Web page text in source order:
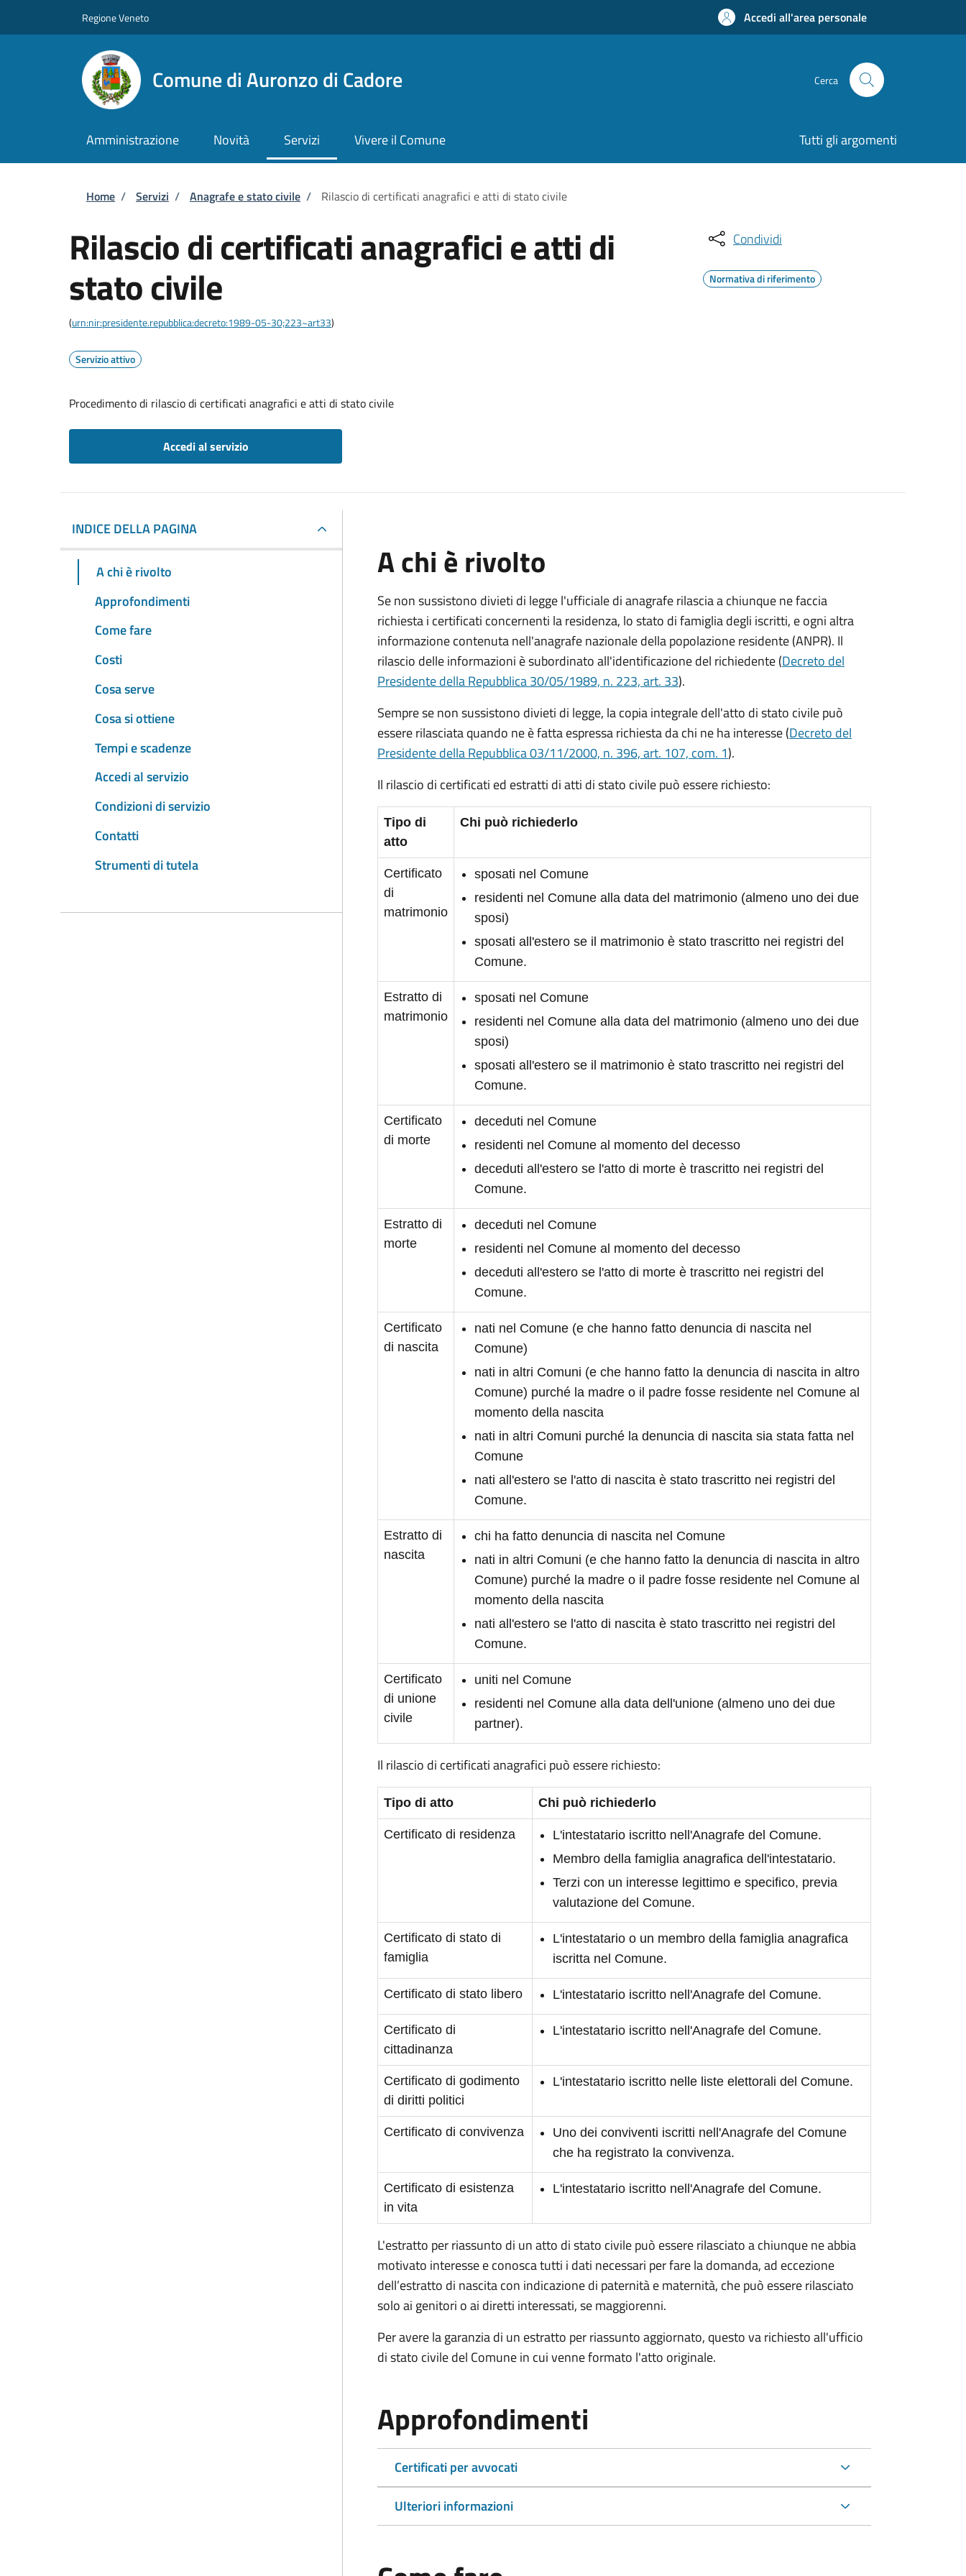
Regione Veneto Accedi all'area personale
Comune di Auronzo di Cadore Cerca
Amministrazione Novità Servizi Vivere il Comune Tutti gli argomenti
Briciole di pane
Home / Servizi / Anagrafe e stato civile / Rilascio di certificati anagrafici e atti di stato civile
Rilascio di certificati anagrafici e atti di
stato civile
(urn:nir:presidente.repubblica:decreto:1989-05-30;223~art33)
Servizio attivo
Procedimento di rilascio di certificati anagrafici e atti di stato civile
Accedi al servizio
Condividi
Normativa di riferimento
INDICE DELLA PAGINA
A chi è rivolto
Approfondimenti
Come fare
Costi
Cosa serve
Cosa si ottiene
Tempi e scadenze
Accedi al servizio
Condizioni di servizio
Contatti
Strumenti di tutela
A chi è rivolto
Se non sussistono divieti di legge l'ufficiale di anagrafe rilascia a chiunque ne faccia
richiesta i certificati concernenti la residenza, lo stato di famiglia degli iscritti, e ogni altra
informazione contenuta nell'anagrafe nazionale della popolazione residente (ANPR). Il
rilascio delle informazioni è subordinato all'identificazione del richiedente (Decreto del
Presidente della Repubblica 30/05/1989, n. 223, art. 33).
Sempre se non sussistono divieti di legge, la copia integrale dell'atto di stato civile può
essere rilasciata quando ne è fatta espressa richiesta da chi ne ha interesse (Decreto del
Presidente della Repubblica 03/11/2000, n. 396, art. 107, com. 1).
Il rilascio di certificati ed estratti di atti di stato civile può essere richiesto:
Tipo di
atto
Chi può richiederlo
Certificato
di
matrimonio
sposati nel Comune
residenti nel Comune alla data del matrimonio (almeno uno dei due
sposi)
sposati all'estero se il matrimonio è stato trascritto nei registri del
Comune.
Estratto di
matrimonio
sposati nel Comune
residenti nel Comune alla data del matrimonio (almeno uno dei due
sposi)
sposati all'estero se il matrimonio è stato trascritto nei registri del
Comune.
Certificato
di morte
deceduti nel Comune
residenti nel Comune al momento del decesso
deceduti all'estero se l'atto di morte è trascritto nei registri del
Comune.
Estratto di
morte
deceduti nel Comune
residenti nel Comune al momento del decesso
deceduti all'estero se l'atto di morte è trascritto nei registri del
Comune.
Certificato
di nascita
nati nel Comune (e che hanno fatto denuncia di nascita nel
Comune)
nati in altri Comuni (e che hanno fatto la denuncia di nascita in altro
Comune) purché la madre o il padre fosse residente nel Comune al
momento della nascita
nati in altri Comuni purché la denuncia di nascita sia stata fatta nel
Comune
nati all'estero se l'atto di nascita è stato trascritto nei registri del
Comune.
Estratto di
nascita
chi ha fatto denuncia di nascita nel Comune
nati in altri Comuni (e che hanno fatto la denuncia di nascita in altro
Comune) purché la madre o il padre fosse residente nel Comune al
momento della nascita
nati all'estero se l'atto di nascita è stato trascritto nei registri del
Comune.
Certificato
di unione
civile
uniti nel Comune
residenti nel Comune alla data dell'unione (almeno uno dei due
partner).
Il rilascio di certificati anagrafici può essere richiesto:
Tipo di atto Chi può richiederlo
Certificato di residenza
L'intestatario iscritto nell'Anagrafe del Comune.
Membro della famiglia anagrafica dell'intestatario.
Terzi con un interesse legittimo e specifico, previa
valutazione del Comune.
Certificato di stato di
famiglia
L'intestatario o un membro della famiglia anagrafica
iscritta nel Comune.
Certificato di stato libero L'intestatario iscritto nell'Anagrafe del Comune.
Certificato di
cittadinanza
L'intestatario iscritto nell'Anagrafe del Comune.
Certificato di godimento
di diritti politici
L'intestatario iscritto nelle liste elettorali del Comune.
Certificato di convivenza
Uno dei conviventi iscritti nell'Anagrafe del Comune
che ha registrato la convivenza.
Certificato di esistenza
in vita
L'intestatario iscritto nell'Anagrafe del Comune.
L'estratto per riassunto di un atto di stato civile può essere rilasciato a chiunque ne abbia
motivato interesse e conosca tutti i dati necessari per fare la domanda, ad eccezione
dell’estratto di nascita con indicazione di paternità e maternità, che può essere rilasciato
solo ai genitori o ai diretti interessati, se maggiorenni.
Per avere la garanzia di un estratto per riassunto aggiornato, questo va richiesto all'ufficio
di stato civile del Comune in cui venne formato l'atto originale.
Approfondimenti
Certificati per avvocati
Ulteriori informazioni